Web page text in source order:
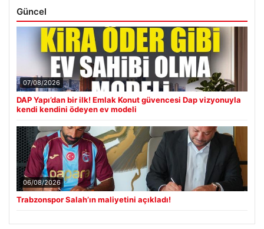
Güncel
07/08/2026
DAP Yapı’dan bir ilk! Emlak Konut güvencesi Dap vizyonuyla
kendi kendini ödeyen ev modeli
06/08/2026
Trabzonspor Salah’ın maliyetini açıkladı!